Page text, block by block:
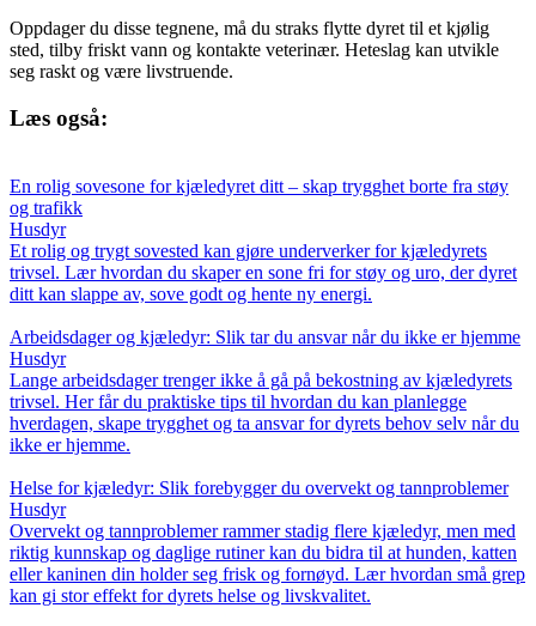
Oppdager du disse tegnene, må du straks flytte dyret til et kjølig
sted, tilby friskt vann og kontakte veterinær. Heteslag kan utvikle
seg raskt og være livstruende.
Læs også:
En rolig sovesone for kjæledyret ditt – skap trygghet borte fra støy
og trafikk
Husdyr
Et rolig og trygt sovested kan gjøre underverker for kjæledyrets
trivsel. Lær hvordan du skaper en sone fri for støy og uro, der dyret
ditt kan slappe av, sove godt og hente ny energi.
Arbeidsdager og kjæledyr: Slik tar du ansvar når du ikke er hjemme
Husdyr
Lange arbeidsdager trenger ikke å gå på bekostning av kjæledyrets
trivsel. Her får du praktiske tips til hvordan du kan planlegge
hverdagen, skape trygghet og ta ansvar for dyrets behov selv når du
ikke er hjemme.
Helse for kjæledyr: Slik forebygger du overvekt og tannproblemer
Husdyr
Overvekt og tannproblemer rammer stadig flere kjæledyr, men med
riktig kunnskap og daglige rutiner kan du bidra til at hunden, katten
eller kaninen din holder seg frisk og fornøyd. Lær hvordan små grep
kan gi stor effekt for dyrets helse og livskvalitet.